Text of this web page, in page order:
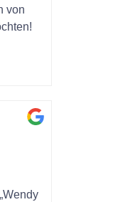
von